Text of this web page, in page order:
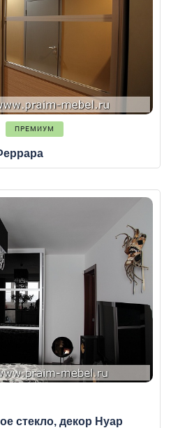
ПРЕМИУМ
стекло, декор Нуар